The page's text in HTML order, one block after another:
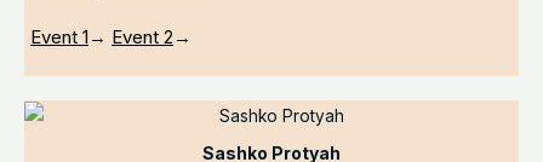
Event 1 → Event 2 →
Sashko Protyah